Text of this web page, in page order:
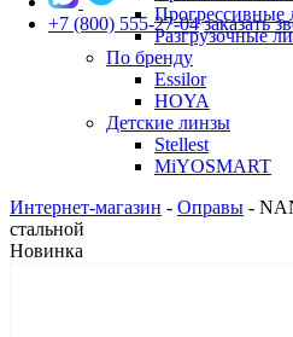
Прогрессивные
Разгрузочные
По бренду
Essilor
HOYA
Детские линзы
Stellest
MiYOSMART
+7 (800) 555-27-04 заказать
Интернет-магазин - Оправы -
стальной
Новинка